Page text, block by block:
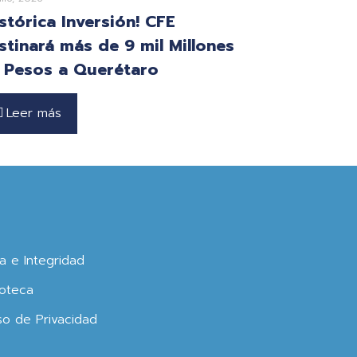
Inversión! CFE
más de 9 mil Millones
a Querétaro
Leer más
e Integridad
de Privacidad